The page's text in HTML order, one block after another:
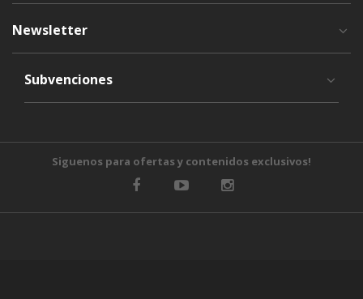
Newsletter
Subvenciones
Siguenos para ofertas y contenidos exclusivos!